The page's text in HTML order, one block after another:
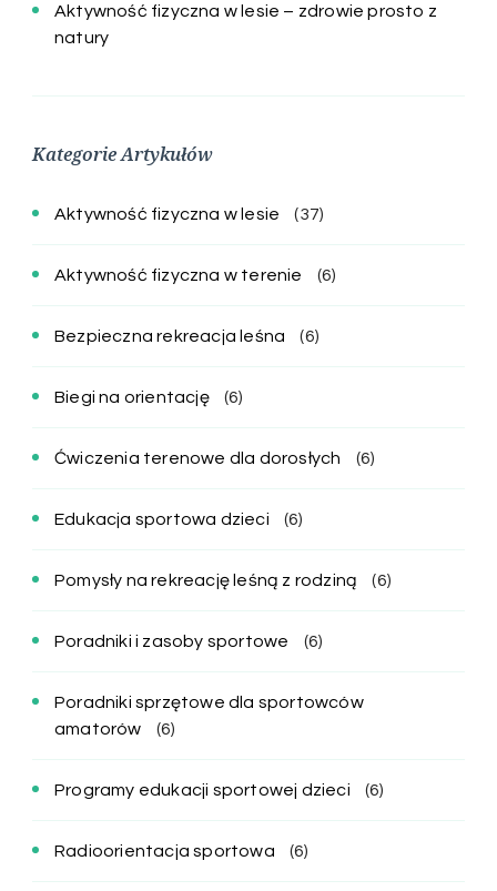
Aktywność fizyczna w lesie – zdrowie prosto z
natury
Kategorie Artykułów
Aktywność fizyczna w lesie (37)
Aktywność fizyczna w terenie (6)
Bezpieczna rekreacja leśna (6)
Biegi na orientację (6)
Ćwiczenia terenowe dla dorosłych (6)
Edukacja sportowa dzieci (6)
Pomysły na rekreację leśną z rodziną (6)
Poradniki i zasoby sportowe (6)
Poradniki sprzętowe dla sportowców
amatorów
(6)
Programy edukacji sportowej dzieci (6)
Radioorientacja sportowa (6)